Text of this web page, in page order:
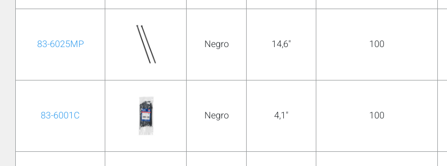
Agrega más productos para comparar.
83-6025MP Negro 14,6" 100
83-6001C Negro 4,1" 100